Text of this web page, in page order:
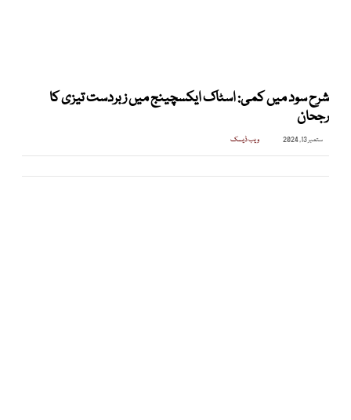
شرح سود میں کمی: اسٹاک ایکسچینج میں زبردست تیزی کا
رجحان
ستمبر 13, 2024 ویب ڈیسک